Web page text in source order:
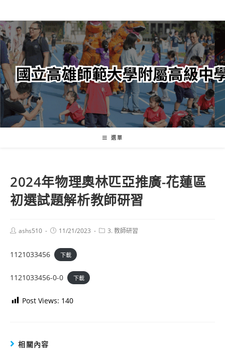
轉
至
主
內
容
選單
2024年物理奧林匹亞推廣-花蓮區
初選試題解析教師研習
Postashs510
Post11/21/2023
Post3. 教師研習
1121033456 下載
1121033456-0-0 下載
Post Views: 140
相關內容